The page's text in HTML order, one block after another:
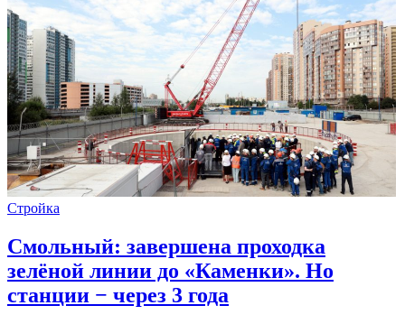
Стройка
Смольный: завершена проходка
зелёной линии до «Каменки». Но
станции − через 3 года